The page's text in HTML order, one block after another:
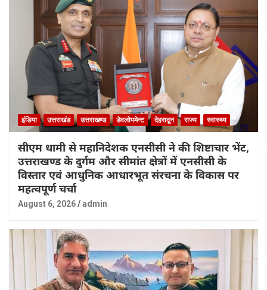
इंडिया उत्तराखंड उत्तराखण्ड डेवलोपमेन्ट देहरादून राज्य स्वास्थ्य
सीएम धामी से महानिदेशक एनसीसी ने की शिष्टाचार भेंट,
उत्तराखण्ड के दुर्गम और सीमांत क्षेत्रों में एनसीसी के
विस्तार एवं आधुनिक आधारभूत संरचना के विकास पर
महत्वपूर्ण चर्चा
August 6, 2026 admin